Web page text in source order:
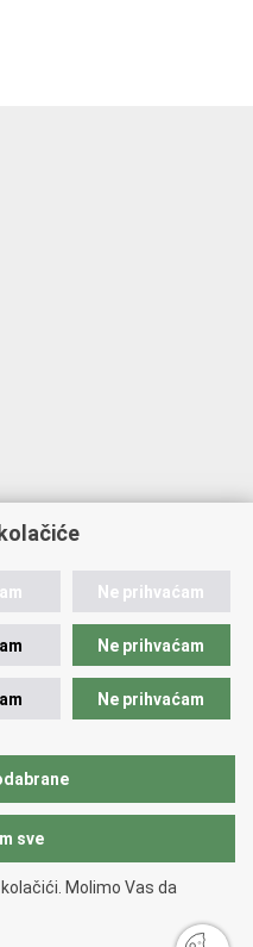
Ne prihvaćam
Ne prihvaćam
Ne prihvaćam
sve
Molimo Vas da